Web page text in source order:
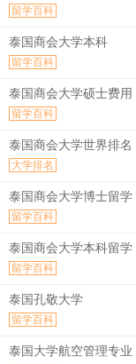
留学百科
泰国商会大学本科
留学百科
泰国商会大学硕士费用
留学百科
泰国商会大学世界排名
大学排名
泰国商会大学博士留学
留学百科
泰国商会大学本科留学
留学百科
泰国孔敬大学
留学百科
泰国大学航空管理专业